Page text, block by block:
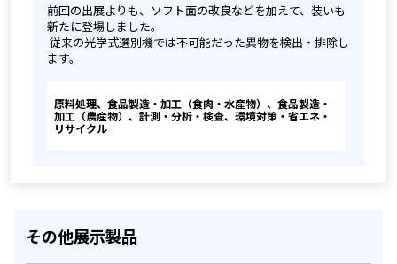
前回の出展よりも、ソフト面の改良などを加えて、装いも
新たに登場しました。
従来の光学式選別機では不可能だった異物を検出・排除し
ます。
原料処理、食品製造・加工（食肉・水産物）、食品製造・
加工（農産物）、計測・分析・検査、環境対策・省エネ・
リサイクル
その他展示製品